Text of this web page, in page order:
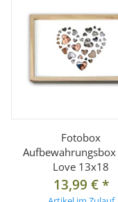
Fotobox
Aufbewahrungsbox
Love 13x18
13,99 €*